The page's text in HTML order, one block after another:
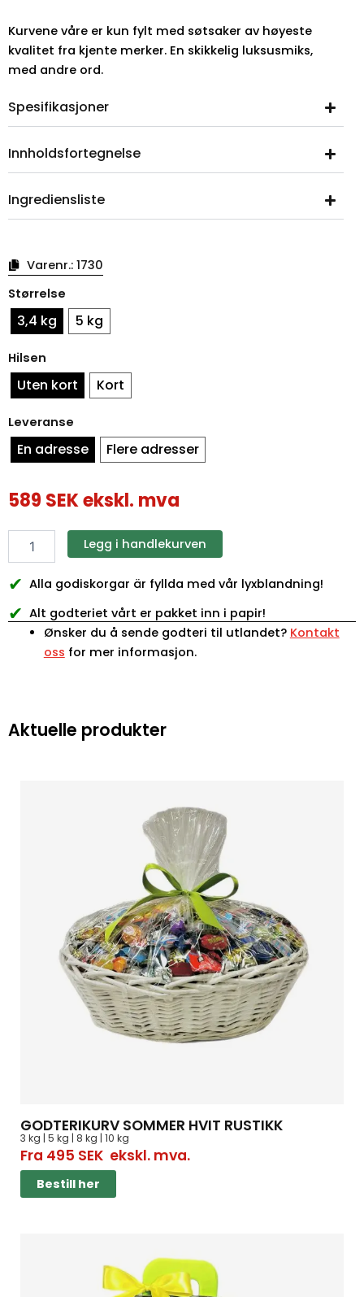
Kurvene våre er kun fylt med søtsaker av høyeste
kvalitet fra kjente merker. En skikkelig luksusmiks,
med andre ord.
Spesifikasjoner
Innholdsfortegnelse
Ingrediensliste
Varenr.: 1730
Størrelse
3,4 kg 5 kg
Hilsen
Uten kort Kort
Leveranse
En adresse Flere adresser
589 SEKekskl. mva
hvit
med
cellofan
Legg i handlekurven
✔ Alla godiskorgar är fyllda med vår lyxblandning!
✔ Alt godteriet vårt er pakket inn i papir!
Ønsker du å sende godteri til utlandet? Kontakt
oss for mer informasjon.
Aktuelle produkter
GODTERIKURV SOMMER HVIT RUSTIKK
3 kg | 5 kg | 8 kg | 10 kg
Fra 495 SEKekskl. mva.
Bestill her